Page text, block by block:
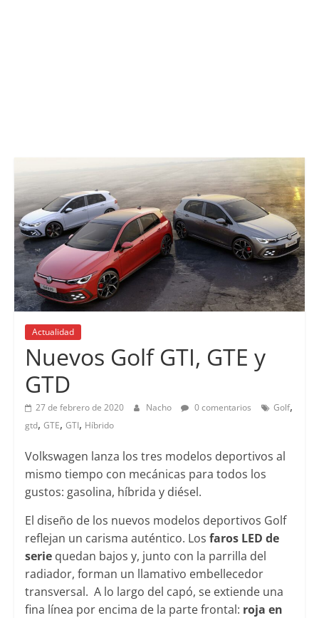
Actualidad
Nuevos Golf GTI, GTE y
GTD
27 de febrero de 2020 Nacho 0 comentarios Golf,
gtd, GTE, GTI, Híbrido
Volkswagen lanza los tres modelos deportivos al
mismo tiempo con mecánicas para todos los
gustos: gasolina, híbrida y diésel.
El diseño de los nuevos modelos deportivos Golf
reflejan un carisma auténtico. Los faros LED de
seriequedan bajos y, junto con la parrilla del
radiador, forman un llamativo embellecedor
transversal. A lo largo del capó, se extiende una
fina línea por encima de la parte frontal: roja en